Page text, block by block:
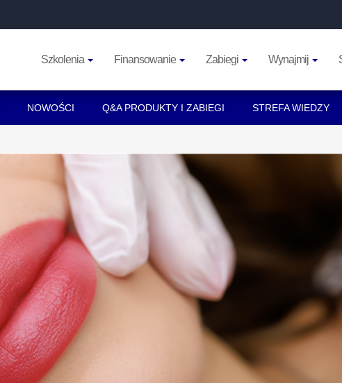
Szkolenia Finansowanie Zabiegi Wynajmij
NOWOŚCI Q&A PRODUKTY I ZABIEGI STREFA WIEDZY